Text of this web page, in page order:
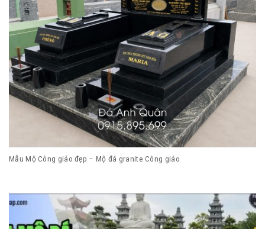
Mẫu Mộ Công giáo đẹp – Mộ đá granite Công giáo